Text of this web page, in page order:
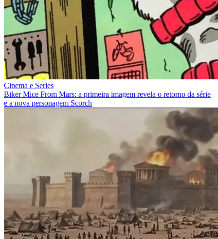
Cinema e Series
Biker Mice From Mars: a primeira imagem revela o retorno da série
e a nova personagem Scorch